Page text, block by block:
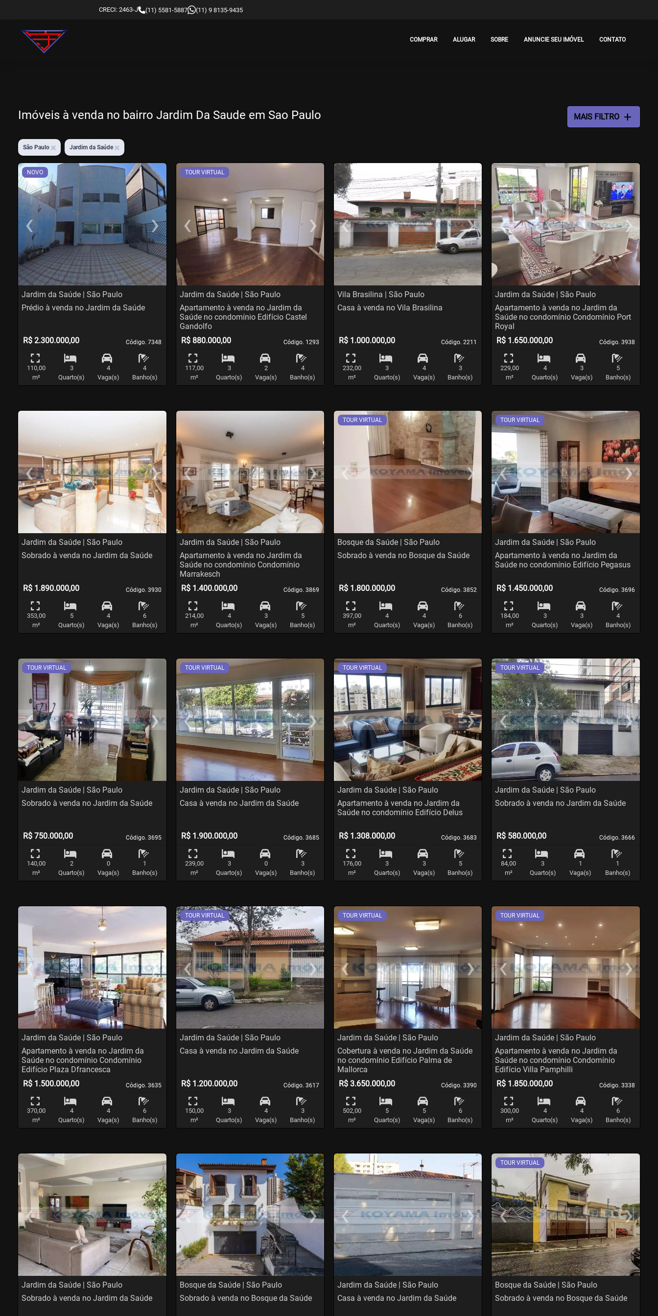
CRECI: 2463-J (11) 5581-5887 (11) 9 8135-9435
COMPRAR ALUGAR SOBRE ANUNCIE SEU IMÓVEL CONTATO
Imóveis à venda no bairro Jardim Da Saude em Sao Paulo MAIS FILTRO add
São Paulo Jardim da Saúde
NOVO
‹
Previous
›
Next
Jardim da Saúde | São Paulo
Código. 7348
Código. 7348
Prédio à venda no Jardim da Saúde
R$ 2.300.000,00
110,00
m²
3
Quarto(s)
4
Vaga(s)
4
Banho(s)
TOUR VIRTUAL
‹
Previous
›
Next
Jardim da Saúde | São Paulo
Código. 1293
Código. 1293
Apartamento à venda no Jardim da
Saúde no condomínio Edifício Castel
Gandolfo
R$ 880.000,00
117,00
m²
3
Quarto(s)
2
Vaga(s)
4
Banho(s)
‹
Previous
›
Next
Vila Brasilina | São Paulo
Código. 2211
Código. 2211
Casa à venda no Vila Brasilina
R$ 1.000.000,00
232,00
m²
3
Quarto(s)
4
Vaga(s)
3
Banho(s)
‹
Previous
›
Jardim da Saúde | São Paulo
Código. 3938
Código. 3938
Apartamento à venda no Jardim da
Saúde no condomínio Condomínio Port
Royal
R$ 1.650.000,00
229,00
m²
4
Quarto(s)
3
Vaga(s)
5
Banho(s)
‹
Previous
›
Next
Jardim da Saúde | São Paulo
Código. 3930
Código. 3930
Sobrado à venda no Jardim da Saúde
R$ 1.890.000,00
353,00
m²
5
Quarto(s)
4
Vaga(s)
6
Banho(s)
‹
Previous
›
Next
Jardim da Saúde | São Paulo
Código. 3869
Código. 3869
Apartamento à venda no Jardim da
Saúde no condomínio Condomínio
Marrakesch
R$ 1.400.000,00
214,00
m²
4
Quarto(s)
3
Vaga(s)
5
Banho(s)
TOUR VIRTUAL
‹
Previous
›
Next
Bosque da Saúde | São Paulo
Código. 3852
Código. 3852
Sobrado à venda no Bosque da Saúde
R$ 1.800.000,00
397,00
m²
4
Quarto(s)
4
Vaga(s)
6
Banho(s)
TOUR VIRTUAL
‹
Previous
›
Jardim da Saúde | São Paulo
Código. 3696
Código. 3696
Apartamento à venda no Jardim da
Saúde no condomínio Edifício Pegasus
R$ 1.450.000,00
184,00
m²
3
Quarto(s)
3
Vaga(s)
4
Banho(s)
TOUR VIRTUAL
‹
Previous
›
Next
Jardim da Saúde | São Paulo
Código. 3695
Código. 3695
Sobrado à venda no Jardim da Saúde
R$ 750.000,00
140,00
m²
2
Quarto(s)
0
Vaga(s)
1
Banho(s)
TOUR VIRTUAL
‹
Previous
›
Next
Jardim da Saúde | São Paulo
Código. 3685
Código. 3685
Casa à venda no Jardim da Saúde
R$ 1.900.000,00
239,00
m²
3
Quarto(s)
0
Vaga(s)
3
Banho(s)
TOUR VIRTUAL
‹
Previous
›
Next
Jardim da Saúde | São Paulo
Código. 3683
Código. 3683
Apartamento à venda no Jardim da
Saúde no condomínio Edifício Delus
R$ 1.308.000,00
176,00
m²
3
Quarto(s)
3
Vaga(s)
5
Banho(s)
TOUR VIRTUAL
‹
Previous
›
Jardim da Saúde | São Paulo
Código. 3666
Código. 3666
Sobrado à venda no Jardim da Saúde
R$ 580.000,00
84,00
m²
3
Quarto(s)
1
Vaga(s)
1
Banho(s)
‹
Previous
›
Next
Jardim da Saúde | São Paulo
Código. 3635
Código. 3635
Apartamento à venda no Jardim da
Saúde no condomínio Condomínio
Edifício Plaza Dfrancesca
R$ 1.500.000,00
370,00
m²
4
Quarto(s)
4
Vaga(s)
6
Banho(s)
TOUR VIRTUAL
‹
Previous
›
Next
Jardim da Saúde | São Paulo
Código. 3617
Código. 3617
Casa à venda no Jardim da Saúde
R$ 1.200.000,00
150,00
m²
3
Quarto(s)
4
Vaga(s)
3
Banho(s)
TOUR VIRTUAL
‹
Previous
›
Next
Jardim da Saúde | São Paulo
Código. 3390
Código. 3390
Cobertura à venda no Jardim da Saúde
no condomínio Edifício Palma de
Mallorca
R$ 3.650.000,00
502,00
m²
5
Quarto(s)
5
Vaga(s)
6
Banho(s)
TOUR VIRTUAL
‹
Previous
›
Jardim da Saúde | São Paulo
Código. 3338
Código. 3338
Apartamento à venda no Jardim da
Saúde no condomínio Condomínio
Edifício Villa Pamphilli
R$ 1.850.000,00
300,00
m²
4
Quarto(s)
4
Vaga(s)
6
Banho(s)
‹
Previous
›
Next
Jardim da Saúde | São Paulo
Sobrado à venda no Jardim da Saúde
‹
Previous
›
Next
Bosque da Saúde | São Paulo
Sobrado à venda no Bosque da Saúde
‹
Previous
›
Next
Jardim da Saúde | São Paulo
Casa à venda no Jardim da Saúde
TOUR VIRTUAL
‹
Previous
›
Bosque da Saúde | São Paulo
Sobrado à venda no Bosque da Saúde